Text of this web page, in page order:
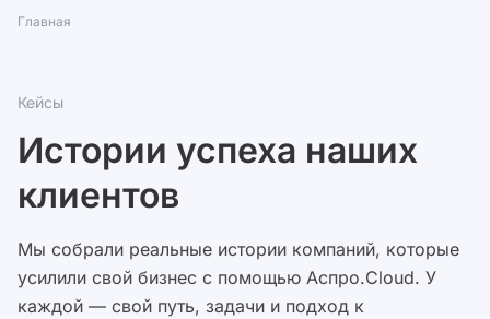
Главная
Кейсы
Истории успеха наших
клиентов
Мы собрали реальные истории компаний, которые
усилили свой бизнес с помощью Аспро.Cloud. У
каждой — свой путь, задачи и подход к